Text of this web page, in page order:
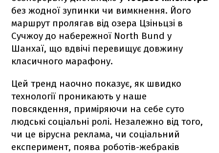
без жодної зупинки чи вимкнення. Його
маршрут пролягав від озера Цзіньцзі в
Сучжоу до набережної North Bund у
Шанхаї, що вдвічі перевищує довжину
класичного марафону.
Цей тренд наочно показує, як швидко
технології проникають у наше
повсякдення, приміряючи на себе суто
людські соціальні ролі. Незалежно від того,
чи це вірусна реклама, чи соціальний
експеримент, поява роботів-жебраків